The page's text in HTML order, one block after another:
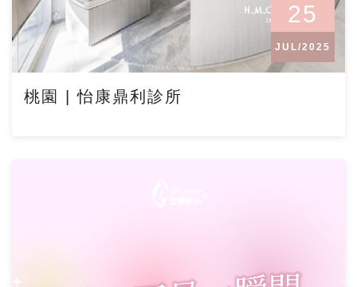
25
JUL/2025
桃園 | 怡康鼎利診所